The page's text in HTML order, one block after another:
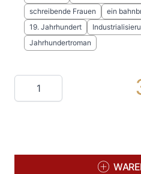
schreibende Frauen
ein
19. Jahrhundert
Jahrhundertroman
Menge